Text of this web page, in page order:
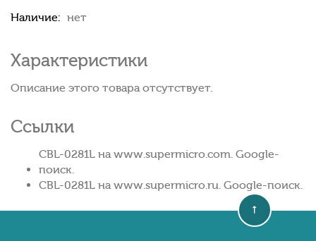
Наличие: нет
Характеристики
Описание этого товара отсутствует.
Ссылки
CBL-0281L на www.supermicro.com. Google-
поиск.
CBL-0281L на www.supermicro.ru. Google-поиск.